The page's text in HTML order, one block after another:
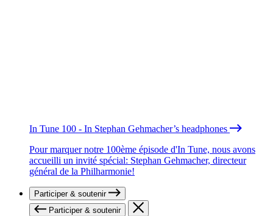
In Tune 100 - In Stephan Gehmacher’s headphones
Pour marquer notre 100ème épisode d'In Tune, nous avons
accueilli un invité spécial: Stephan Gehmacher, directeur
général de la Philharmonie!
Participer & soutenir
Participer & soutenir